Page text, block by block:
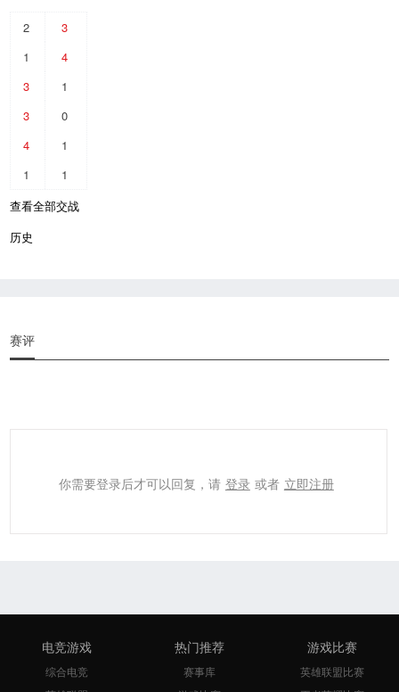
2
3
1
4
3
1
3
0
4
1
1
1
查看全部交战
历史
赛评
你需要登录后才可以回复，请 登录 或者 立即注册
电竞游戏
综合电竞
热门推荐
赛事库
游戏比赛
英雄联盟比赛